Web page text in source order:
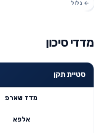
מדדי סיכון
סטיית תקן
מדד שארפ
אלפא